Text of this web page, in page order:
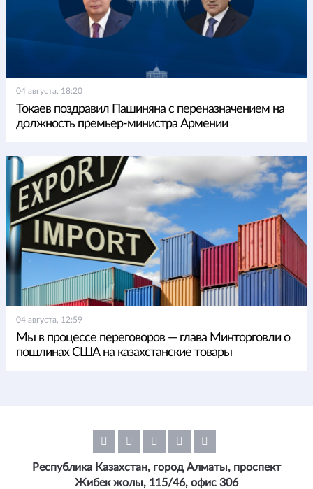
04 августа, 18:20
Токаев поздравил Пашиняна с переназначением на
должность премьер-министра Армении
04 августа, 12:59
Мы в процессе переговоров — глава Минторговли о
пошлинах США на казахстанские товары
Республика Казахстан, город Алматы, проспект
Жибек жолы, 115/46, офис 306